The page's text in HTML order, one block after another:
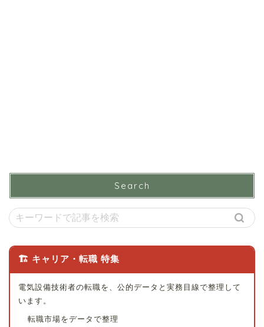
Search
🏗 キャリア・転職 特集
電気設備技術者の転職を、公的データと実務目線で整理して
います。
転職市場をデータで整理